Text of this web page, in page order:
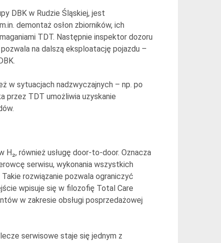
DBK w Rudzie Śląskiej, jest
demontaż osłon zbiorników, ich
TDT. Następnie inspektor dozoru
na dalszą eksploatację pojazdu –
w sytuacjach nadzwyczajnych – np. po
przez TDT umożliwia uzyskanie
również usługę door-to-door. Oznacza
serwisu, wykonania wszystkich
rozwiązanie pozwala ograniczyć
wpisuje się w filozofię Total Care
w zakresie obsługi posprzedażowej
serwisowe staje się jednym z